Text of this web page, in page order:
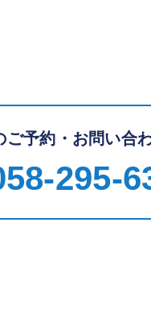
ご予約・お問い合
295-